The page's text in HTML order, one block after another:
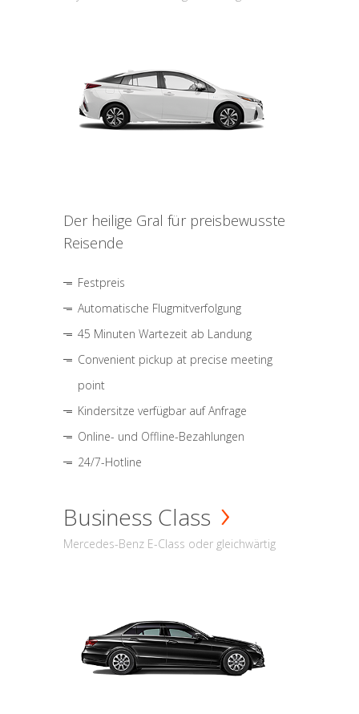
Der heilige Gral für preisbewusste
Reisende
Festpreis
Automatische Flugmitverfolgung
45 Minuten Wartezeit ab Landung
Convenient pickup at precise meeting
point
Kindersitze verfügbar auf Anfrage
Online- und Offline-Bezahlungen
24/7-Hotline
Business Class
Mercedes-Benz E-Class oder gleichwärtig